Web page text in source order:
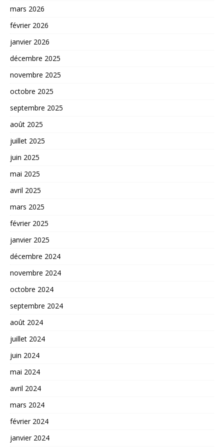
mars 2026
février 2026
janvier 2026
décembre 2025
novembre 2025
octobre 2025
septembre 2025
août 2025
juillet 2025
juin 2025
mai 2025
avril 2025
mars 2025
février 2025
janvier 2025
décembre 2024
novembre 2024
octobre 2024
septembre 2024
août 2024
juillet 2024
juin 2024
mai 2024
avril 2024
mars 2024
février 2024
janvier 2024